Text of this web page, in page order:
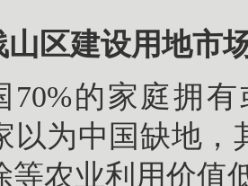
山区建设用地市
70%的家庭拥
以为中国缺地
等农业利用价值